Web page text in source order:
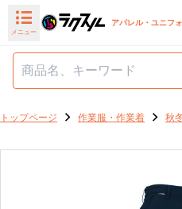
メニュー
アパレル・ユニフ
トップページ 作業服・作業着 秋